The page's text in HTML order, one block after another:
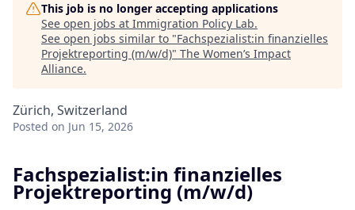
This job is no longer accepting applications
See open jobs at Immigration Policy Lab.
See open jobs similar to "Fachspezialist:in finanzielles
Projektreporting (m/w/d)" The Women’s Impact
Alliance.
Zürich, Switzerland
Posted on Jun 15, 2026
Fachspezialist:in finanzielles
Projektreporting (m/w/d)